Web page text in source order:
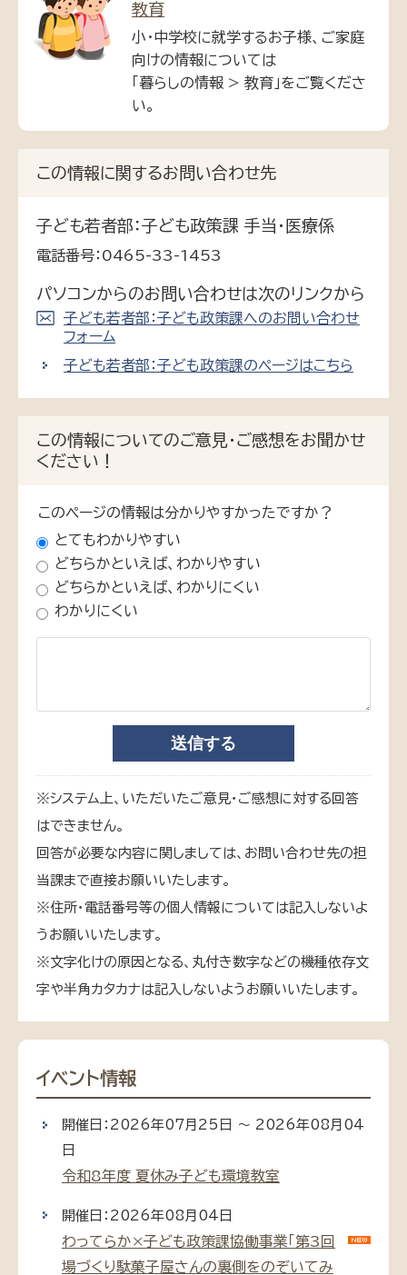
教育
小・中学校に就学するお子様、ご家庭
向けの情報については
「暮らしの情報 > 教育」をご覧くださ
い。
この情報に関するお問い合わせ先
子ども若者部：子ども政策課 手当・医療係
電話番号：0465-33-1453
パソコンからのお問い合わせは次のリンクから
子ども若者部：子ども政策課へのお問い合わせ
フォーム
子ども若者部：子ども政策課のページはこちら
この情報についてのご意見・ご感想をお聞かせ
ください！
このページの情報は分かりやすかったですか？
とてもわかりやすい
どちらかといえば、わかりやすい
どちらかといえば、わかりにくい
わかりにくい
※システム上、いただいたご意見・ご感想に対する回答
はできません。
回答が必要な内容に関しましては、お問い合わせ先の担
当課まで直接お願いいたします。
※住所・電話番号等の個人情報については記入しないよ
うお願いいたします。
※文字化けの原因となる、丸付き数字などの機種依存文
字や半角カタカナは記入しないようお願いいたします。
イベント情報
開催日：2026年07月25日 ～ 2026年08月04
日
令和8年度 夏休み子ども環境教室
開催日：2026年08月04日
わってらか×子ども政策課協働事業「第3回
場づくり駄菓子屋さんの裏側をのぞいてみ